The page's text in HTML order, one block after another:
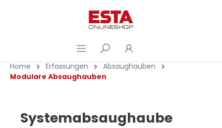
Home Erfassungen
Absaughauben
Modulare Absaughauben
Systemabsaughaube